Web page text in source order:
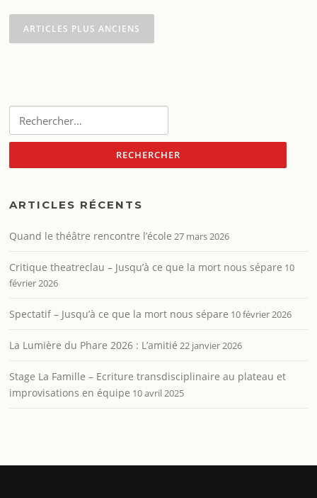
des
articles
ARTICLES PLUS ANCIENS
ARTICLES RÉCENTS
Quand le théâtre rencontre l’école 27 mars 2026
Critique theatreclau – Jusqu’à ce que la mort nous sépare 10
février 2026
Spectatif – Jusqu’à ce que la mort nous sépare 10 février 2026
La Lumière du Phare 2026 : L’amitié 22 janvier 2026
Stage La Famille – Ecriture transdisciplinaire au plateau et
improvisations en équipe 10 avril 2025